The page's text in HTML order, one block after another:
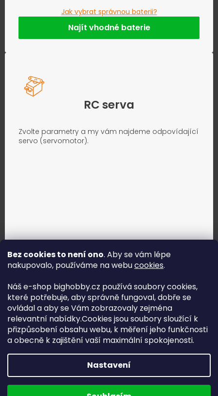
Bez cookies to není ono. Aby se vám lépe
nakupovalo, používáme na webucookies.
Náš e-shop bighobby.cz používá soubory cookies,
které potřebuje, aby správně fungoval, dobře se
ovládal a aby se Vám zobrazovaly zejména
relevantní nabídky.Cookies jsou soubory sloužící k
přizpůsobení obsahu webu, k měření jeho funkčnosti
a obecně k zajištění vaší maximální spokojenosti.
Nastavení
Jak vybrat správnou baterii?
Najít vhodné baterie
RC serva
Zvolte parametry a my vám najdeme odpovídající
servo (servomotor).
Jak vybrat správné servo?
Najít správné servo
Na UX & Web Design je tuLukáš Dubina
Copyright (c) 2016 -2026 Big hobby.cz - všechna práva